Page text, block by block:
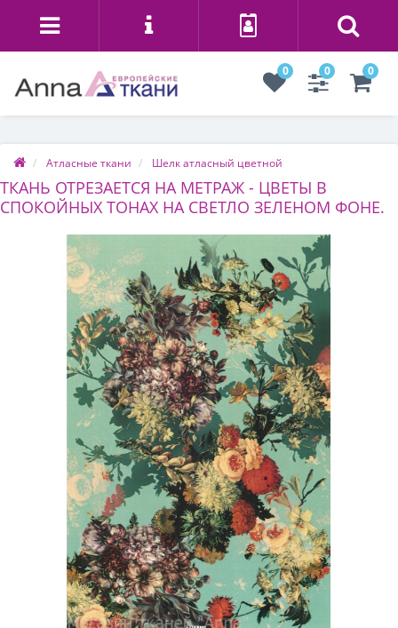
0 0 0
Атласные ткани Шелк атласный цветной
ТКАНЬ ОТРЕЗАЕТСЯ НА МЕТРАЖ - ЦВЕТЫ В
СПОКОЙНЫХ ТОНАХ НА СВЕТЛО ЗЕЛЕНОМ ФОНЕ.